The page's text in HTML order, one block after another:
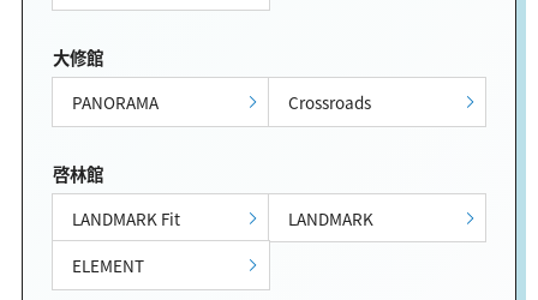
大修館
PANORAMA Crossroads
啓林館
LANDMARK Fit
LANDMARK
ELEMENT